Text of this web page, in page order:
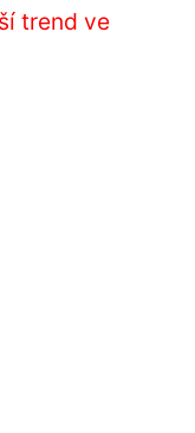
trend ve